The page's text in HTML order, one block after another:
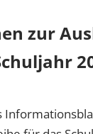
zur